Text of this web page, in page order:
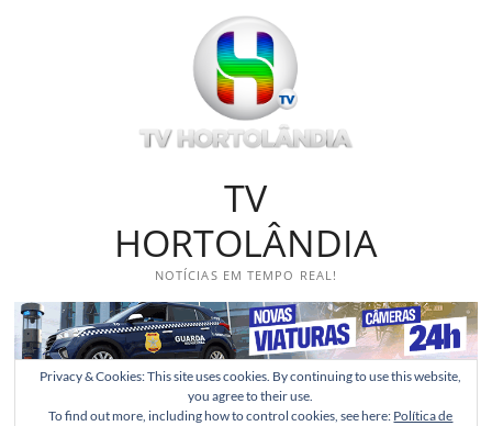
TV
HORTOLÂNDIA
NOTÍCIAS EM TEMPO REAL!
Privacy & Cookies: This site uses cookies. By continuing to use this website,
you agree to their use.
To find out more, including how to control cookies, see here: Política de